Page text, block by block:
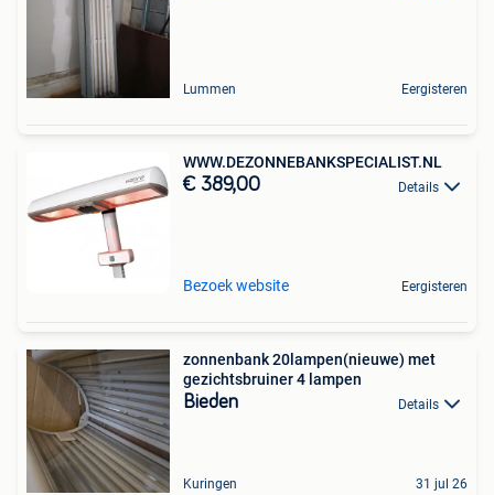
Lummen Eergisteren
WWW.DEZONNEBANKSPECIALIST.NL
€ 389,00 Details
Bezoek website Eergisteren
zonnenbank 20lampen(nieuwe) met
gezichtsbruiner 4 lampen
Bieden Details
Kuringen 31 jul 26